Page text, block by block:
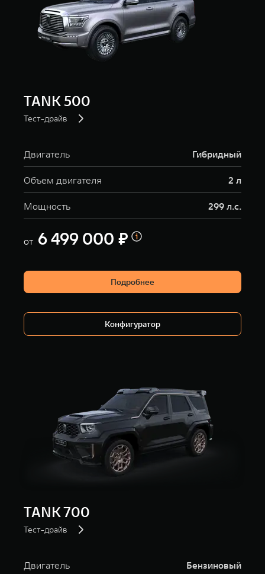
TANK 500
Тест-драйв
Двигатель Гибридный
Объем двигателя 2 л
Мощность 299 л.с.
от 6 499 000 ₽
Подробнее
Конфигуратор
TANK 700
Тест-драйв
Двигатель Бензиновый